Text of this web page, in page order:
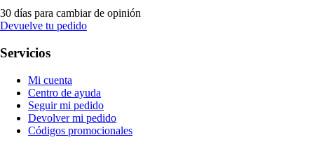
30 días para cambiar de opinión
Devuelve tu pedido
Servicios
Mi cuenta
Centro de ayuda
Seguir mi pedido
Devolver mi pedido
Códigos promocionales